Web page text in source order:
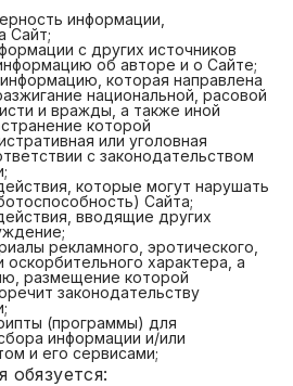
информации,
Сайт;
с других источников
об авторе и о Сайте;
которая направлена
национальной, расовой
и вражды, а также иной
которой
или уголовная
с законодательством
которые могут нарушать
Сайта;
вводящие других
рекламного, эротического,
оскорбительного характера, а
размещение которой
законодательству
(программы) для
информации и/или
и его сервисами;